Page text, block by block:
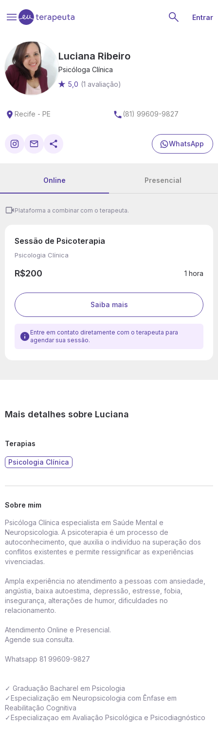
Entrar
Luciana Ribeiro
Psicóloga Clínica
5,0 (1 avaliação)
Recife - PE (81) 99609-9827
WhatsApp
Online Presencial
Plataforma a combinar com o terapeuta.
Sessão de Psicoterapia
Psicologia Clínica
R$200 1 hora
Saiba mais
Entre em contato diretamente com o terapeuta para
agendar sua sessão.
Mais detalhes sobre Luciana
Terapias
Psicologia Clínica
Sobre mim
Psicóloga Clínica especialista em Saúde Mental e
Neuropsicologia. A psicoterapia é um processo de
autoconhecimento, que auxilia o indivíduo na superação dos
conflitos existentes e permite ressignificar as experiências
vivenciadas.
Ampla experiência no atendimento a pessoas com ansiedade,
angústia, baixa autoestima, depressão, estresse, fobia,
insegurança, alterações de humor, dificuldades no
relacionamento.
Atendimento Online e Presencial.
Agende sua consulta.
Whatsapp 81 99609-9827
✓ Graduação Bacharel em Psicologia
✓Especialização em Neuropsicologia com Ênfase em
Reabilitação Cognitiva
✓Especializaçao em Avaliação Psicológica e Psicodiagnóstico